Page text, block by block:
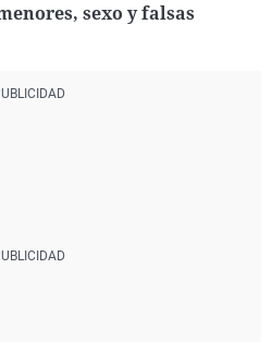
sexo y falsas